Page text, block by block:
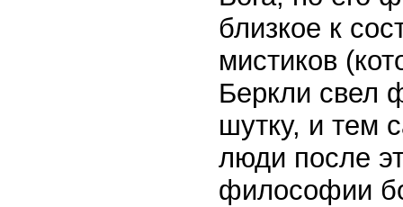
близкое к
мистиков
Беркли свел
шутку, и тем
люди после
философии